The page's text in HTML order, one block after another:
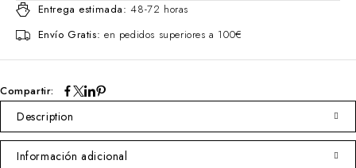
Entrega estimada: 48-72 horas
Envío Gratis: en pedidos superiores a 100€
Compartir:
Description
Información adicional